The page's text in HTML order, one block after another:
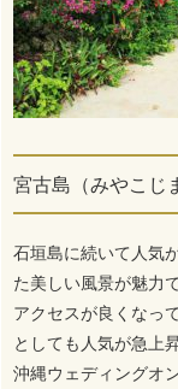
宮古島（みやこじ
石垣島に続いて人気
た美しい風景が魅力
アクセスが良くなっ
としても人気が急上
沖縄ウェディングオ